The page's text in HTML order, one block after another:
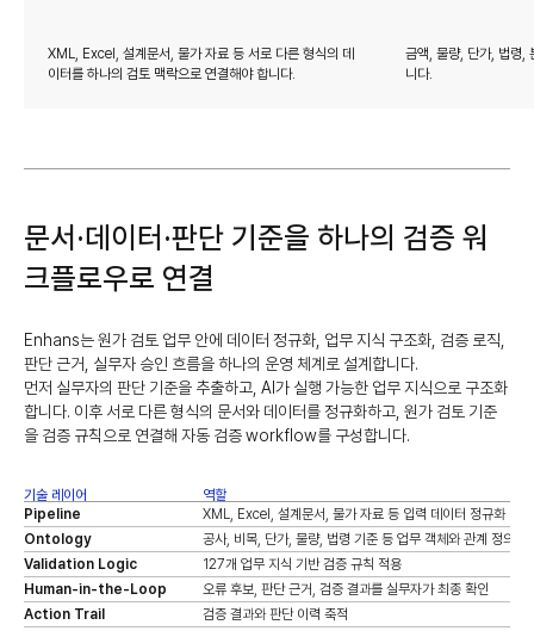
XML, Excel, 설계문서, 물가 자료 등 서로 다른 형식의 데
이터를 하나의 검토 맥락으로 연결해야 합니다.
금액, 물량, 단가, 법령,
니다.
문서·데이터·판단 기준을 하나의 검증 워
크플로우로 연결
Enhans는 원가 검토 업무 안에 데이터 정규화, 업무 지식 구조화, 검증 로직,
판단 근거, 실무자 승인 흐름을 하나의 운영 체계로 설계합니다.
먼저 실무자의 판단 기준을 추출하고, AI가 실행 가능한 업무 지식으로 구조화
합니다. 이후 서로 다른 형식의 문서와 데이터를 정규화하고, 원가 검토 기준
을 검증 규칙으로 연결해 자동 검증 workflow를 구성합니다.
기술 레이어
역할
Pipeline
XML, Excel, 설계문서, 물가 자료 등 입력 데이터 정규화
Ontology
공사, 비목, 단가, 물량, 법령 기준 등 업무 객체와 관계 정의
Validation Logic
127개 업무 지식 기반 검증 규칙 적용
Human-in-the-Loop
오류 후보, 판단 근거, 검증 결과를 실무자가 최종 확인
Action Trail
검증 결과와 판단 이력 축적